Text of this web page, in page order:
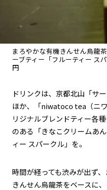
まろやかな有機きんせん烏龍
ーブティー「フルーティー ス
円
ドリンクは、京都北山「サ
ほか、「niwatoco tea（ニ
リジナルブレンドティー各
のある「きなこクリームあ
ィー スパークル」を。
時間が経っても渋みが出ず
きんせん烏龍茶をベースに